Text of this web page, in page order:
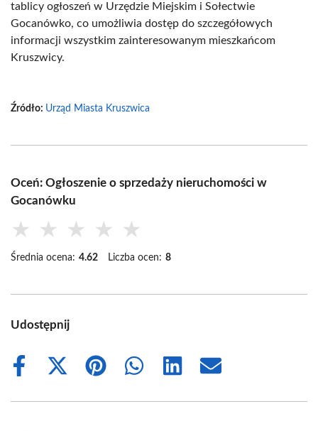
tablicy ogłoszeń w Urzędzie Miejskim i Sołectwie
Gocanówko, co umożliwia dostęp do szczegółowych
informacji wszystkim zainteresowanym mieszkańcom
Kruszwicy.
Źródło: Urząd Miasta Kruszwica
Oceń: Ogłoszenie o sprzedaży nieruchomości w
Gocanówku
★ ★ ★ ★ ★
Średnia ocena: 4.62 Liczba ocen: 8
Udostępnij
Share
Share
(Twitter)
Share
Share
Share
Share